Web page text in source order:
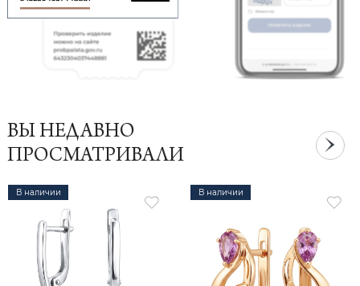
ВЫ НЕДАВНО
ПРОСМАТРИВАЛИ
В наличии В наличии